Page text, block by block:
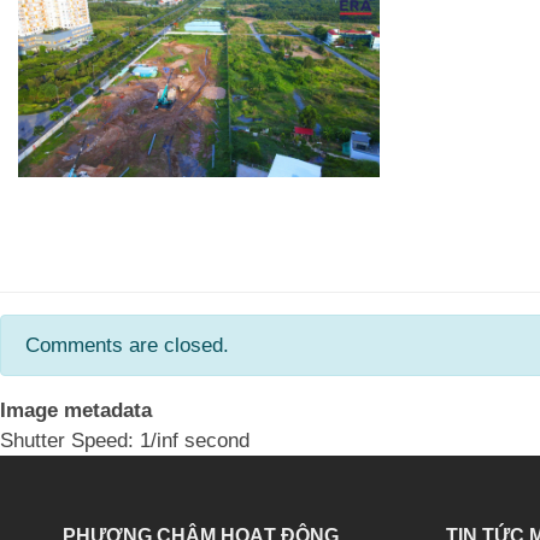
Comments are closed.
Image metadata
Shutter Speed: 1/inf second
PHƯƠNG CHÂM HOẠT ĐỘNG TIN TỨC